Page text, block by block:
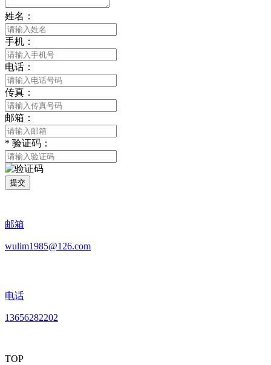
姓名：
手机：
电话：
传真：
邮箱：
* 验证码：
提交
邮箱
wulim1985@126.com
电话
13656282202
TOP